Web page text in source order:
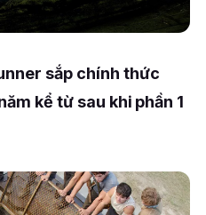
sắp chính thức
kể từ sau khi phần 1